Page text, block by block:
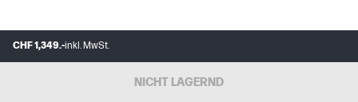
CHF 1,349.-inkl. MwSt.
NICHT LAGERND